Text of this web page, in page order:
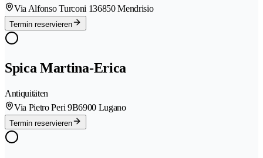
Via Alfonso Turconi 136850 Mendrisio
Termin reservieren
Spica Martina-Erica
Antiquitäten
Via Pietro Peri 9B6900 Lugano
Termin reservieren